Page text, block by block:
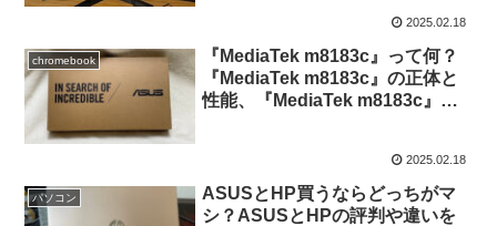
2025.02.18
chromebook
『MediaTek m8183c』って何？
『MediaTek m8183c』の正体と
性能、『MediaTek m8183c』搭
2025.02.18
パソコン
ASUSとHP買うならどっちがマ
シ？ASUSとHPの評判や違いを